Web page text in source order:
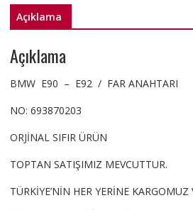
adet
Açıklama
Açıklama
BMW E90 – E92 / FAR ANAHTARI
NO: 693870203
ORJİNAL SIFIR ÜRÜN
TOPTAN SATIŞIMIZ MEVCUTTUR.
TÜRKİYE’NİN HER YERİNE KARGOMUZ